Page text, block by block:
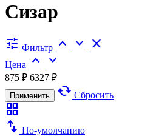
Сизар
tune Фильтр expand_less expand_more close
Цена expand_less expand_more
875 ₽ 6327 ₽
Применить cached Сбросить
grid_view
swap_vert По-умолчанию